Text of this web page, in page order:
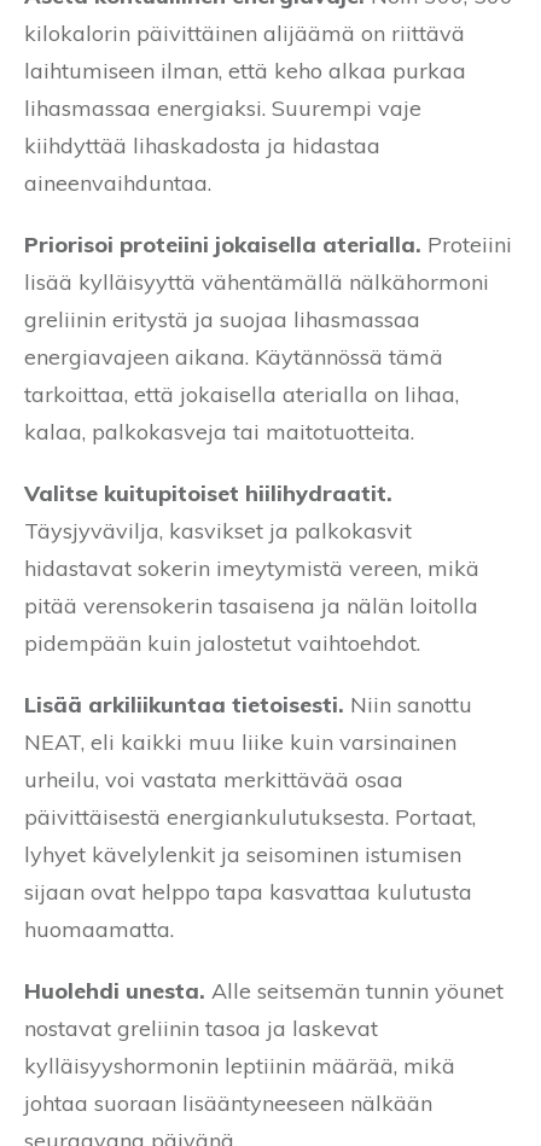
kilokalorin päivittäinen alijäämä on riittävä
laihtumiseen ilman, että keho alkaa purkaa
lihasmassaa energiaksi. Suurempi vaje
kiihdyttää lihaskadosta ja hidastaa
aineenvaihduntaa.
Priorisoi proteiini jokaisella aterialla. Proteiini
lisää kylläisyyttä vähentämällä nälkähormoni
greliinin eritystä ja suojaa lihasmassaa
energiavajeen aikana. Käytännössä tämä
tarkoittaa, että jokaisella aterialla on lihaa,
kalaa, palkokasveja tai maitotuotteita.
Valitse kuitupitoiset hiilihydraatit.
Täysjyvävilja, kasvikset ja palkokasvit
hidastavat sokerin imeytymistä vereen, mikä
pitää verensokerin tasaisena ja nälän loitolla
pidempään kuin jalostetut vaihtoehdot.
Lisää arkiliikuntaa tietoisesti. Niin sanottu
NEAT, eli kaikki muu liike kuin varsinainen
urheilu, voi vastata merkittävää osaa
päivittäisestä energiankulutuksesta. Portaat,
lyhyet kävelylenkit ja seisominen istumisen
sijaan ovat helppo tapa kasvattaa kulutusta
huomaamatta.
Huolehdi unesta. Alle seitsemän tunnin yöunet
nostavat greliinin tasoa ja laskevat
kylläisyyshormonin leptiinin määrää, mikä
johtaa suoraan lisääntyneeseen nälkään
seuraavana päivänä.